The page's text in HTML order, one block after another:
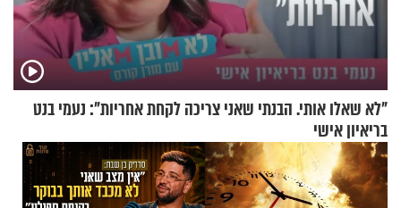
"לא שאלו אותי. הבנתי שאני צריכה לקחת אחריות": נעמי בנט
בריאיון אישי